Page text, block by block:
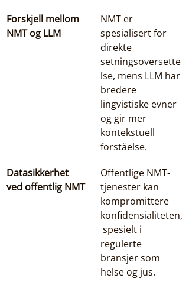
Forskjell mellom
NMT og LLM
NMT er
spesialisert for
direkte
setningsoversette
lse, mens LLM har
bredere
lingvistiske evner
og gir mer
kontekstuell
forståelse.
Datasikkerhet
ved offentlig NMT
Offentlige NMT-
tjenester kan
kompromittere
konfidensialiteten,
spesielt i
regulerte
bransjer som
helse og jus.